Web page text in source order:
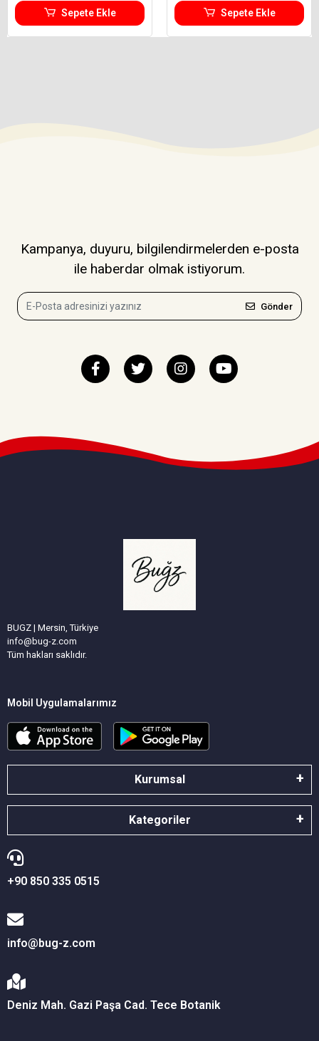
Sepete Ekle Sepete Ekle
Kampanya, duyuru, bilgilendirmelerden e-posta
ile haberdar olmak istiyorum.
Gönder
BUGZ | Mersin, Türkiye
info@bug-z.com
Tüm hakları saklıdır.
Mobil Uygulamalarımız
Kurumsal
Kategoriler
+90 850 335 0515
info@bug-z.com
Deniz Mah. Gazi Paşa Cad. Tece Botanik